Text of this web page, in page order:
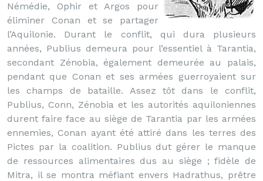
Némédie, Ophir et Argos pour
éliminer Conan et se partager
l’Aquilonie. Durant le conflit, qui dura plusieurs
années, Publius demeura pour l’essentiel à Tarantia,
secondant Zénobia, également demeurée au palais,
pendant que Conan et ses armées guerroyaient sur
les champs de bataille. Assez tôt dans le conflit,
Publius, Conn, Zénobia et les autorités aquiloniennes
durent faire face au siège de Tarantia par les armées
ennemies, Conan ayant été attiré dans les terres des
Pictes par la coalition. Publius dut gérer le manque
de ressources alimentaires dus au siège ; fidèle de
Mitra, il se montra méfiant envers Hadrathus, prêtre